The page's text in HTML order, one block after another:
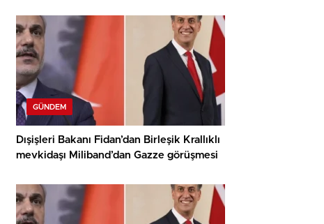
GÜNDEM
Dışişleri Bakanı Fidan’dan Birleşik Krallıklı
mevkidaşı Miliband’dan Gazze görüşmesi